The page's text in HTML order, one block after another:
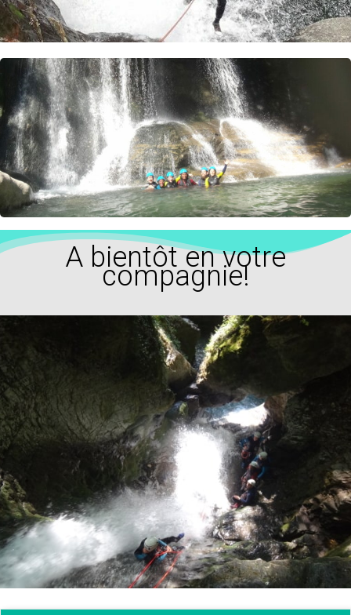
en
Isère
de
Grenoble,
Lyon,
et
Valence,
Vercors,
Charteuse.
A bientôt en votre
compagnie!